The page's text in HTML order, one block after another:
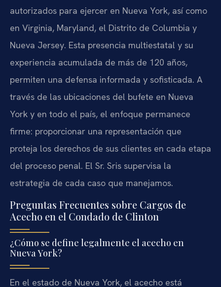
autorizados para ejercer en Nueva York, así como
en Virginia, Maryland, el Distrito de Columbia y
Nueva Jersey. Esta presencia multiestatal y su
experiencia acumulada de más de 120 años,
permiten una defensa informada y sofisticada. A
través de las ubicaciones del bufete en Nueva
York y en todo el país, el enfoque permanece
firme: proporcionar una representación que
proteja los derechos de sus clientes en cada etapa
del proceso penal. El Sr. Sris supervisa la
estrategia de cada caso que manejamos.
Preguntas Frecuentes sobre Cargos de
Acecho en el Condado de Clinton
¿Cómo se define legalmente el acecho en
Nueva York?
En el estado de Nueva York, el acecho está